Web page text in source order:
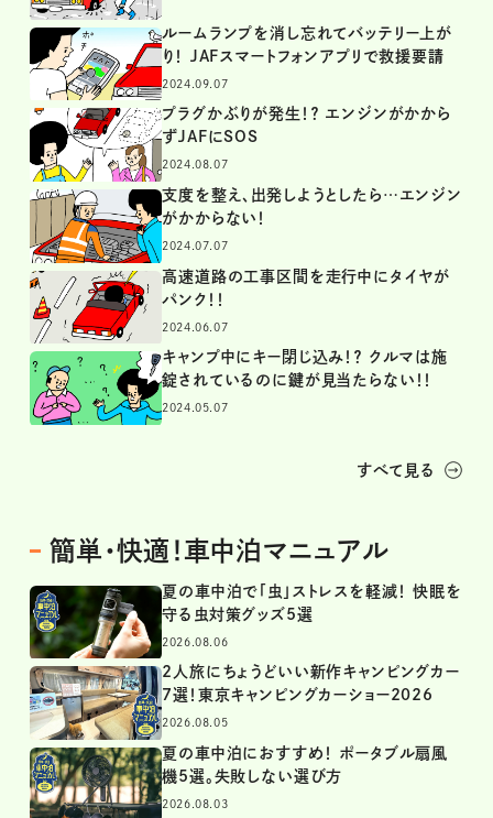
ルームランプを消し忘れてバッテリー上が
り！ JAFスマートフォンアプリで救援要請
2024.09.07
プラグかぶりが発生！？ エンジンがかから
ずJAFにSOS
2024.08.07
支度を整え、出発しようとしたら…エンジン
がかからない！
2024.07.07
高速道路の工事区間を走行中にタイヤが
パンク！！
2024.06.07
キャンプ中にキー閉じ込み！？ クルマは施
錠されているのに鍵が見当たらない！！
2024.05.07
すべて見る
簡単・快適！車中泊マニュアル
夏の車中泊で「虫」ストレスを軽減！ 快眠を
守る虫対策グッズ5選
2026.08.06
2人旅にちょうどいい新作キャンピングカー
7選！東京キャンピングカーショー2026
2026.08.05
夏の車中泊におすすめ！ ポータブル扇風
機5選。失敗しない選び方
2026.08.03